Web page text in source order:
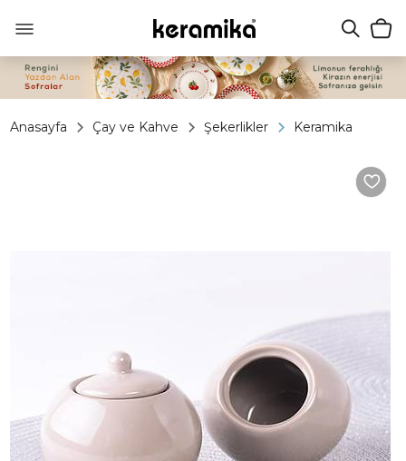
Anasayfa Çay ve Kahve Şekerlikler Keramika